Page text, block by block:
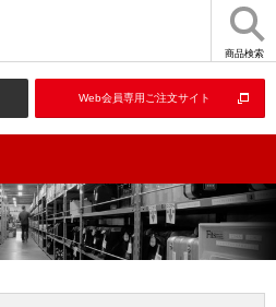
商品検索
Web会員専用ご注文サイト